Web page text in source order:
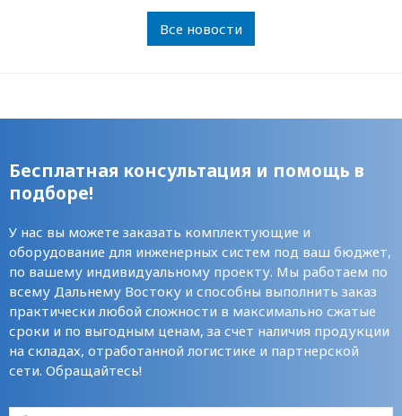
Все новости
Бесплатная консультация и помощь в
подборе!
У нас вы можете заказать комплектующие и
оборудование для инженерных систем под ваш бюджет,
по вашему индивидуальному проекту. Мы работаем по
всему Дальнему Востоку и способны выполнить заказ
практически любой сложности в максимально сжатые
сроки и по выгодным ценам, за счет наличия продукции
на складах, отработанной логистике и партнерской
сети. Обращайтесь!